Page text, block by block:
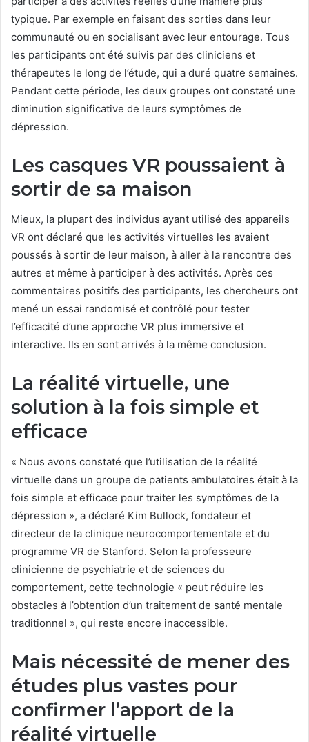
typique. Par exemple en faisant des sorties dans leur
communauté ou en socialisant avec leur entourage. Tous
les participants ont été suivis par des cliniciens et
thérapeutes le long de l’étude, qui a duré quatre semaines.
Pendant cette période, les deux groupes ont constaté une
diminution significative de leurs symptômes de
dépression.
Les casques VR poussaient à
sortir de sa maison
Mieux, la plupart des individus ayant utilisé des appareils
VR ont déclaré que les activités virtuelles les avaient
poussés à sortir de leur maison, à aller à la rencontre des
autres et même à participer à des activités. Après ces
commentaires positifs des participants, les chercheurs ont
mené un essai randomisé et contrôlé pour tester
l’efficacité d’une approche VR plus immersive et
interactive. Ils en sont arrivés à la même conclusion.
La réalité virtuelle, une
solution à la fois simple et
efficace
« Nous avons constaté que l’utilisation de la réalité
virtuelle dans un groupe de patients ambulatoires était à la
fois simple et efficace pour traiter les symptômes de la
dépression », a déclaré Kim Bullock, fondateur et
directeur de la clinique neurocomportementale et du
programme VR de Stanford. Selon la professeure
clinicienne de psychiatrie et de sciences du
comportement, cette technologie « peut réduire les
obstacles à l’obtention d’un traitement de santé mentale
traditionnel », qui reste encore inaccessible.
Mais nécessité de mener des
études plus vastes pour
confirmer l’apport de la
réalité virtuelle